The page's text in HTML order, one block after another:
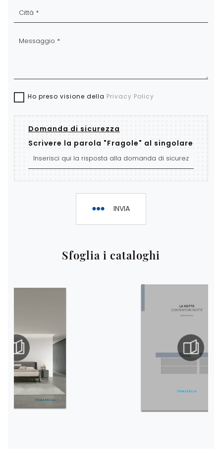
Sfoglia i cataloghi
Ho preso visione della Privacy Policy
Domanda di sicurezza
Scrivere la parola "Fragole" al singolare
INVIA